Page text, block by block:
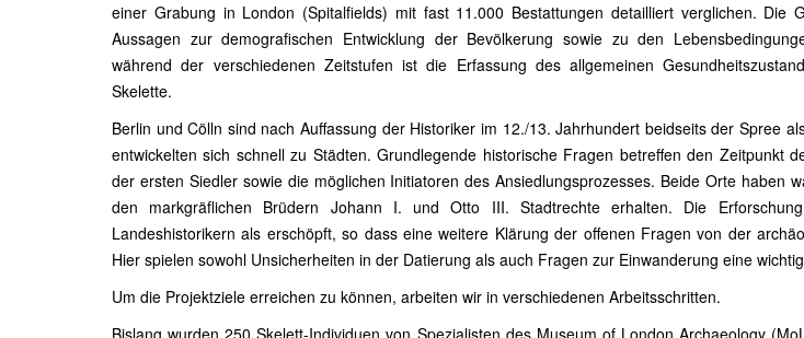
einer Grabung in London (Spitalfields) mit fast 11.000 Bestattungen detailliert verglichen. Die
Aussagen zur demografischen Entwicklung der Bevölkerung sowie zu den
während der verschiedenen Zeitstufen ist die Erfassung des allgemeinen
Skelette.
Berlin und Cölln sind nach Auffassung der Historiker im 12./13. Jahrhundert beidseits der Spree
entwickelten sich schnell zu Städten. Grundlegende historische Fragen betreffen den Zeitpunkt
der ersten Siedler sowie die möglichen Initiatoren des Ansiedlungsprozesses. Beide Orte haben
den markgräflichen Brüdern Johann I. und Otto III. Stadtrechte erhalten. Die
Landeshistorikern als erschöpft, so dass eine weitere Klärung der offenen Fragen von der
Hier spielen sowohl Unsicherheiten in der Datierung als auch Fragen zur Einwanderung eine
Um die Projektziele erreichen zu können, arbeiten wir in verschiedenen Arbeitsschritten.
Bislang wurden 250 Skelett-Individuen von Spezialisten des Museum of London Archaeology